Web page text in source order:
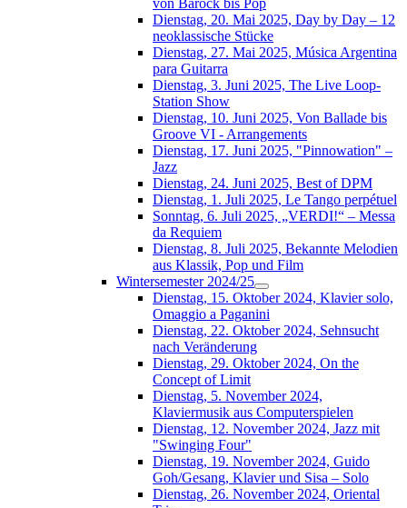
Dienstag, 20. Mai 2025, Day by Day – 12
neoklassische Stücke
Dienstag, 27. Mai 2025, Música Argentina
para Guitarra
Dienstag, 3. Juni 2025, The Live Loop-
Station Show
Dienstag, 10. Juni 2025, Von Ballade bis
Groove VI - Arrangements
Dienstag, 17. Juni 2025, "Pinnowation" –
Jazz
Dienstag, 24. Juni 2025, Best of DPM
Dienstag, 1. Juli 2025, Le Tango perpétuel
Sonntag, 6. Juli 2025, „VERDI!“ – Messa
da Requiem
Dienstag, 8. Juli 2025, Bekannte Melodien
aus Klassik, Pop und Film
Wintersemester 2024/25
Dienstag, 15. Oktober 2024, Klavier solo,
Omaggio a Paganini
Dienstag, 22. Oktober 2024, Sehnsucht
nach Veränderung
Dienstag, 29. Oktober 2024, On the
Concept of Limit
Dienstag, 5. November 2024,
Klaviermusik aus Computerspielen
Dienstag, 12. November 2024, Jazz mit
"Swinging Four"
Dienstag, 19. November 2024, Guido
Goh/Gesang, Klavier und Sisa – Solo
Dienstag, 26. November 2024, Oriental